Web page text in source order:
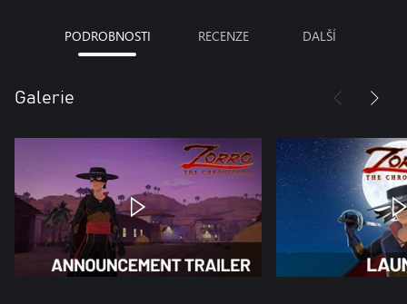
PODROBNOSTI RECENZE DALŠÍ
Galerie